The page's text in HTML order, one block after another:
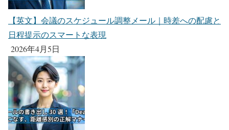
【英文】会議のスケジュール調整メール｜時差への配慮と
日程提示のスマートな表現
2026年4月5日